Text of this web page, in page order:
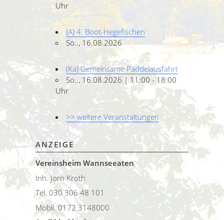
Uhr
(A) 4. Boot-Hegefischen
So.., 16.08.2026
(Ka) Gemeinsame Paddelausfahrt
So.., 16.08.2026 | 11:00 - 18:00
Uhr
>> weitere Veranstaltungen
ANZEIGE
Vereinsheim Wannseeaten
Inh. Jörn Kroth
Tel. 030 306 48 101
Mobil. 0172 3148000